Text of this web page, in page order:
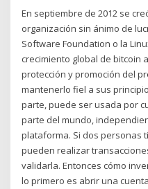
En septiembre de 2012 se
organización sin ánimo de
Software Foundation o la
crecimiento global de bitcoin
protección y promoción del
mantenerlo fiel a sus
parte, puede ser usada por
parte del mundo,
plataforma. Si dos personas
pueden realizar
validarla. Entonces cómo
lo primero es abrir una